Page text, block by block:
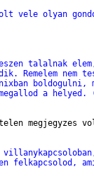
vele olyan
talalnak
Remelem nem
boldogulni,
a helyed.
megjegyzes
felkapcsolod,